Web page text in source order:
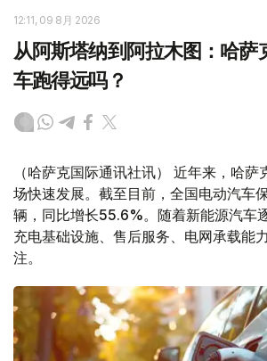
12:11, 09 8月 2026
从阿斯塔纳到阿拉木图：哈萨
车跑得远吗？
（哈萨克国际通讯社讯） 近年来，哈
场快速发展。截至目前，全国电动汽车
辆，同比增长55.6%。随着新能源汽车
充电基础设施、售后服务、电网承载能
注。